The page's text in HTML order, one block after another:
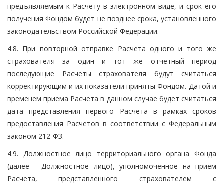
предъявляемым к Расчету в электронном виде, и срок его
получения Фондом будет не позднее срока, установленного
законодательством Российской Федерации.
4.8. При повторной отправке Расчета одного и того же
страхователя за один и тот же отчетный период
последующие Расчеты страхователя будут считаться
корректирующим и их показатели приняты Фондом. Датой и
временем приема Расчета в данном случае будет считаться
дата представления первого Расчета в рамках сроков
предоставления Расчетов в соответствии с Федеральным
законом 212-ФЗ.
4.9. Должностное лицо территориального органа Фонда
(далее - Должностное лицо), уполномоченное на прием
Расчета, представленного страхователем с